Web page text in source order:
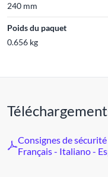
240 mm
Poids du paquet
0.656 kg
Consignes de
Français - Italiano -